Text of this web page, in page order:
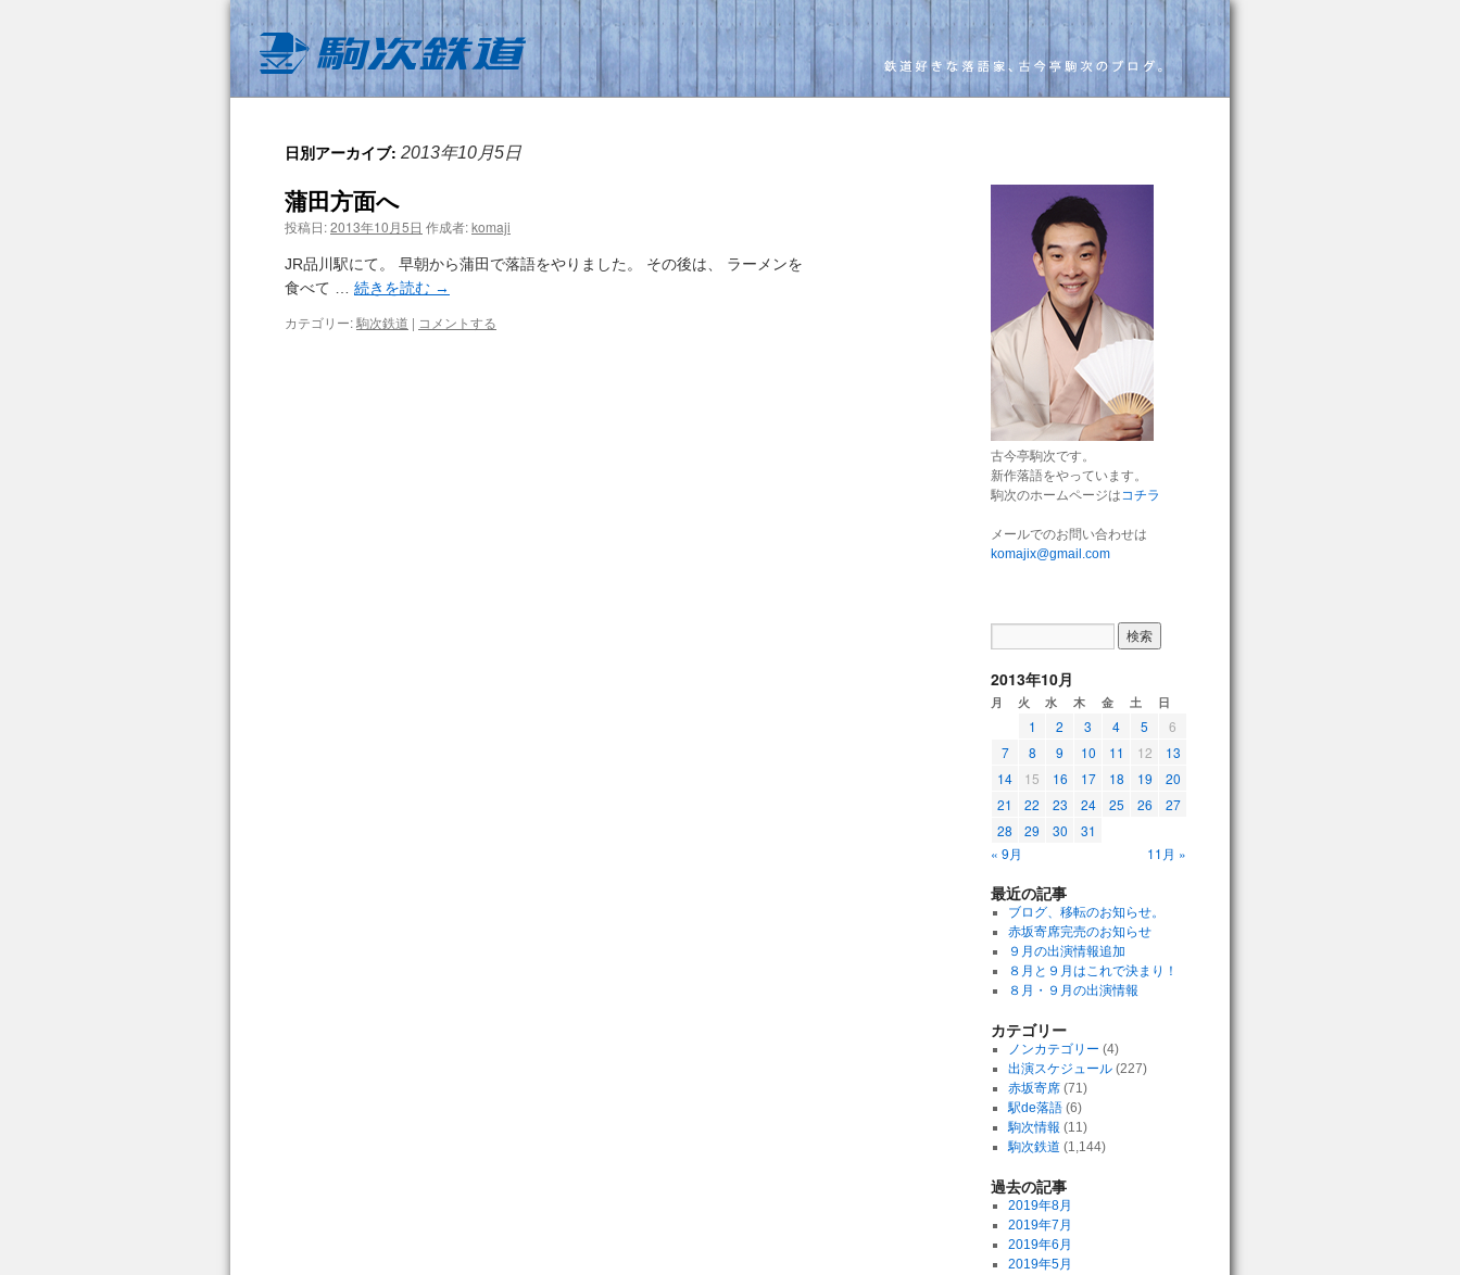
日別アーカイブ: 2013年10月5日
蒲田方面へ
投稿日:2013年10月5日 作成者:komaji
JR品川駅にて。 早朝から蒲田で落語をやりました。 その後は、 ラーメンを
食べて … 続きを読む →
カテゴリー:駒次鉄道 | コメントする
古今亭駒次です。
新作落語をやっています。
駒次のホームページはコチラ
メールでのお問い合わせは
komajix@gmail.com
2013年10月
月 火 水 木 金 土 日
1 2 3 4 5
6
7
8 9 10 11 12
13
14
15 16 17 18 19
20
21
22 23 24 25 26
27
28
29 30
31
« 9月
11月 »
最近の記事
ブログ、移転のお知らせ。
赤坂寄席完売のお知らせ
９月の出演情報追加
８月と９月はこれで決まり！
８月・９月の出演情報
カテゴリー
ノンカテゴリー (4)
出演スケジュール(227)
赤坂寄席(71)
駅de落語(6)
駒次情報 (11)
駒次鉄道 (1,144)
過去の記事
2019年8月
2019年7月
2019年6月
2019年5月